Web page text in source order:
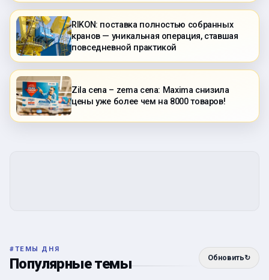
RIKON: поставка полностью собранных
кранов — уникальная операция, ставшая
повседневной практикой
Zila cena – zema cena: Maxima снизила
цены уже более чем на 8000 товаров!
#ТЕМЫ ДНЯ
Популярные темы Обновить↻